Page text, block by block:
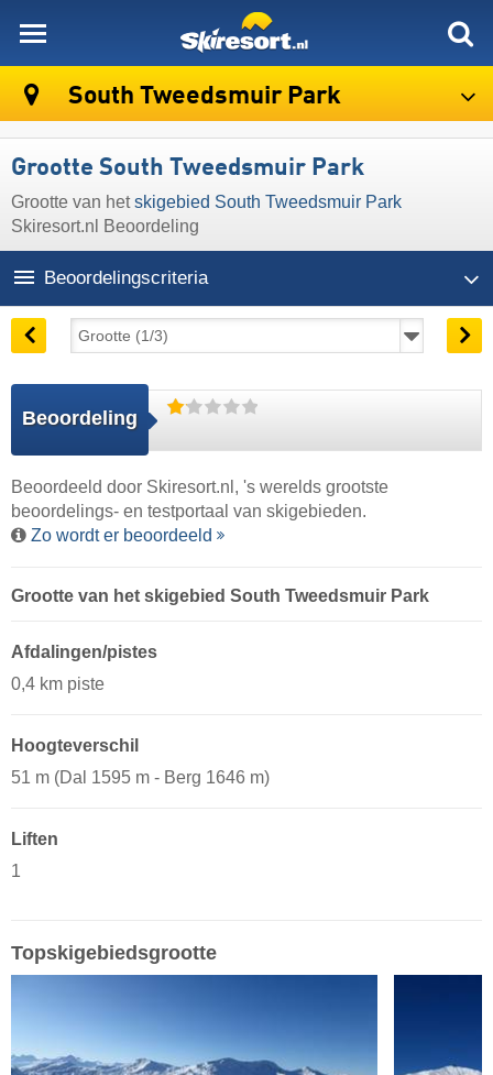
South Tweedsmuir Park
Grootte South Tweedsmuir Park
Grootte van hetskigebied South Tweedsmuir Park
Skiresort.nl Beoordeling
Beoordelingscriteria
Beoordeling
Beoordeeld door Skiresort.nl , 's werelds grootste
beoordelings- en testportaal van skigebieden.
Zo wordt er beoordeeld
Grootte van het skigebied South Tweedsmuir Park
Afdalingen/pistes
0,4 km piste
Hoogteverschil
51 m (Dal 1595 m - Berg 1646 m)
Liften
1
Topskigebiedsgrootte